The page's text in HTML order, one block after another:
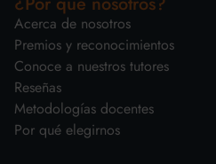
Acerca de nosotros
Premios y reconocimientos
Conoce a nuestros tutores
Reseñas
Metodologías docentes
Por qué elegirnos